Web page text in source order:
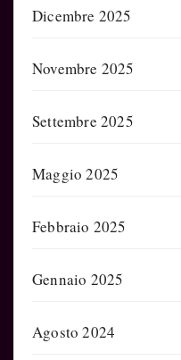
Dicembre 2025
Novembre 2025
Settembre 2025
Maggio 2025
Febbraio 2025
Gennaio 2025
Agosto 2024